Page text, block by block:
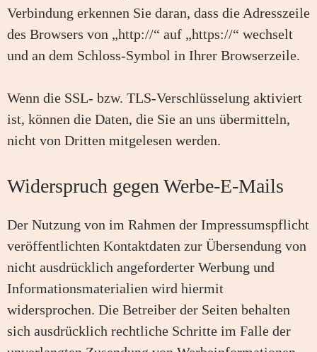
Verbindung erkennen Sie daran, dass die Adresszeile
des Browsers von „http://“ auf „https://“ wechselt
und an dem Schloss-Symbol in Ihrer Browserzeile.
Wenn die SSL- bzw. TLS-Verschlüsselung aktiviert
ist, können die Daten, die Sie an uns übermitteln,
nicht von Dritten mitgelesen werden.
Widerspruch gegen Werbe-E-Mails
Der Nutzung von im Rahmen der Impressumspflicht
veröffentlichten Kontaktdaten zur Übersendung von
nicht ausdrücklich angeforderter Werbung und
Informationsmaterialien wird hiermit
widersprochen. Die Betreiber der Seiten behalten
sich ausdrücklich rechtliche Schritte im Falle der